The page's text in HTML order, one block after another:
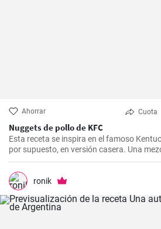
Ahorrar Cuota
Nuggets de pollo de KFC
Esta receta se inspira en el famoso
por supuesto, en versión casera. Una
añade el sabor original.
ronik